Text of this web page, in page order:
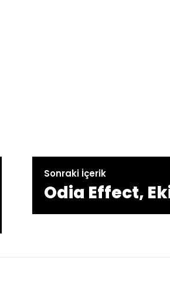
Sonraki İçerik
Odia Effect,